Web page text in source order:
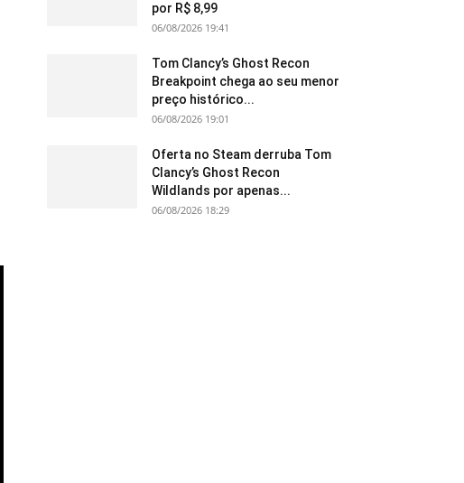
por R$ 8,99
06/08/2026 19:41
Tom Clancy’s Ghost Recon
Breakpoint chega ao seu menor
preço histórico...
06/08/2026 19:01
Oferta no Steam derruba Tom
Clancy’s Ghost Recon
Wildlands por apenas...
06/08/2026 18:29